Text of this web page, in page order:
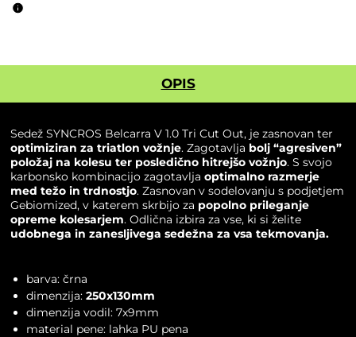
OPIS
Sedež SYNCROS Belcarra V 1.0 Tri Cut Out, je zasnovan ter
optimiziran za triatlon vožnje. Zagotavlja bolj “agresiven”
položaj na kolesu ter posledično hitrejšo vožnjo. S svojo
karbonsko kombinacijo zagotavlja optimalno razmerje
med težo in trdnostjo. Zasnovan v sodelovanju s podjetjem
Gebiomized, v katerem skrbijo za popolno prileganje
opreme kolesarjem. Odlična izbira za vse, ki si želite
udobnega in zanesljivega sedežna za vsa tekmovanja.
barva: črna
dimenzija: 250x130mm
dimenzija vodil: 7x9mm
material pene: lahka PU pena